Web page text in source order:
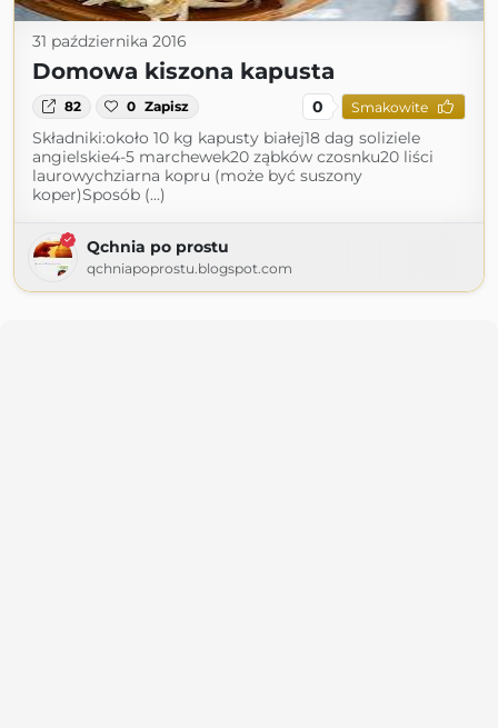
31 października 2016
Domowa kiszona kapusta
82 0 Zapisz 0 Smakowite
Składniki:około 10 kg kapusty białej18 dag soliziele
angielskie4-5 marchewek20 ząbków czosnku20 liści
laurowychziarna kopru (może być suszony
koper)Sposób (...)
Qchnia po prostu
qchniapoprostu.blogspot.com